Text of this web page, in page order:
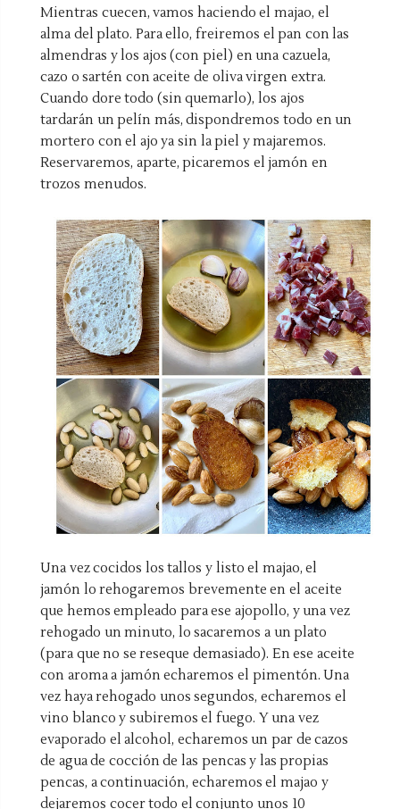
Mientras cuecen, vamos haciendo el majao, el
alma del plato. Para ello, freiremos el pan con las
almendras y los ajos (con piel) en una cazuela,
cazo o sartén con aceite de oliva virgen extra.
Cuando dore todo (sin quemarlo), los ajos
tardarán un pelín más, dispondremos todo en un
mortero con el ajo ya sin la piel y majaremos.
Reservaremos, aparte, picaremos el jamón en
trozos menudos.
Una vez cocidos los tallos y listo el majao, el
jamón lo rehogaremos brevemente en el aceite
que hemos empleado para ese ajopollo, y una vez
rehogado un minuto, lo sacaremos a un plato
(para que no se reseque demasiado). En ese aceite
con aroma a jamón echaremos el pimentón. Una
vez haya rehogado unos segundos, echaremos el
vino blanco y subiremos el fuego. Y una vez
evaporado el alcohol, echaremos un par de cazos
de agua de cocción de las pencas y las propias
pencas, a continuación, echaremos el majao y
dejaremos cocer todo el conjunto unos 10